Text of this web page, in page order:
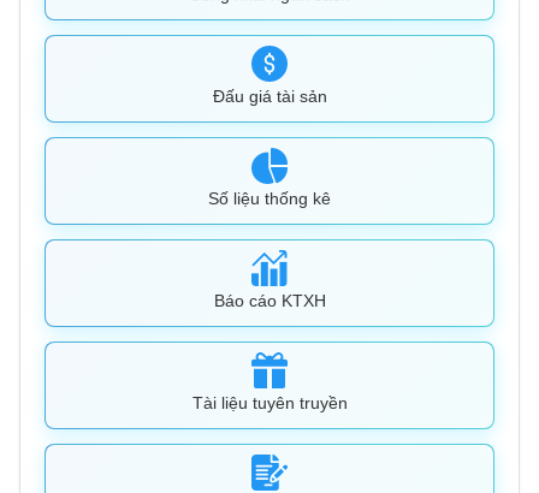
Đấu giá tài sản
Số liệu thống kê
Báo cáo KTXH
Tài liệu tuyên truyền